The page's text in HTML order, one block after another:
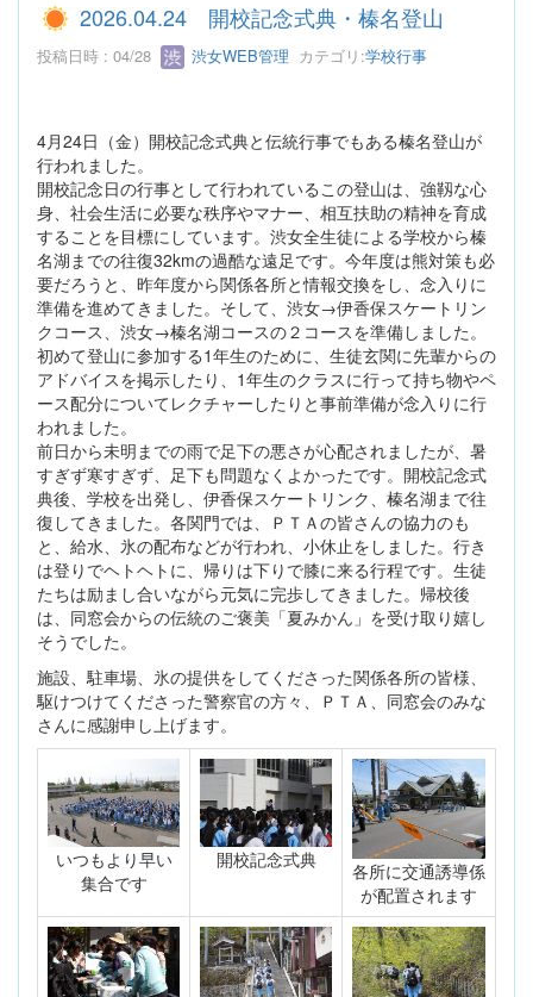
2026.04.24 開校記念式典・榛名登山
投稿日時 : 04/28 渋女WEB管理 カテゴリ:学校行事
4月24日（金）開校記念式典と伝統行事でもある榛名登山が
行われました。
開校記念日の行事として行われているこの登山は、強靱な心
身、社会生活に必要な秩序やマナー、相互扶助の精神を育成
することを目標にしています。渋女全生徒による学校から榛
名湖までの往復32kmの過酷な遠足です。今年度は熊対策も必
要だろうと、昨年度から関係各所と情報交換をし、念入りに
準備を進めてきました。そして、渋女→伊香保スケートリン
クコース、渋女→榛名湖コースの２コースを準備しました。
初めて登山に参加する1年生のために、生徒玄関に先輩からの
アドバイスを掲示したり、1年生のクラスに行って持ち物やペ
ース配分についてレクチャーしたりと事前準備が念入りに行
われました。
前日から未明までの雨で足下の悪さが心配されましたが、暑
すぎず寒すぎず、足下も問題なくよかったです。開校記念式
典後、学校を出発し、伊香保スケートリンク、榛名湖まで往
復してきました。各関門では、ＰＴＡの皆さんの協力のも
と、給水、氷の配布などが行われ、小休止をしました。行き
は登りでヘトヘトに、帰りは下りで膝に来る行程です。生徒
たちは励まし合いながら元気に完歩してきました。帰校後
は、同窓会からの伝統のご褒美「夏みかん」を受け取り嬉し
そうでした。
施設、駐車場、氷の提供をしてくださった関係各所の皆様、
駆けつけてくださった警察官の方々、ＰＴＡ、同窓会のみな
さんに感謝申し上げます。
いつもより早い
集合です
開校記念式典
各所に交通誘導係
が配置されます